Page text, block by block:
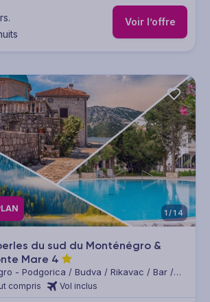
Voir l’offre
1/14
du sud du Monténégro &
Mare 4
- Podgorica / Budva / Rikavac / Bar /
/ Perast / Herceg Novi / Porto
compris Vol inclus